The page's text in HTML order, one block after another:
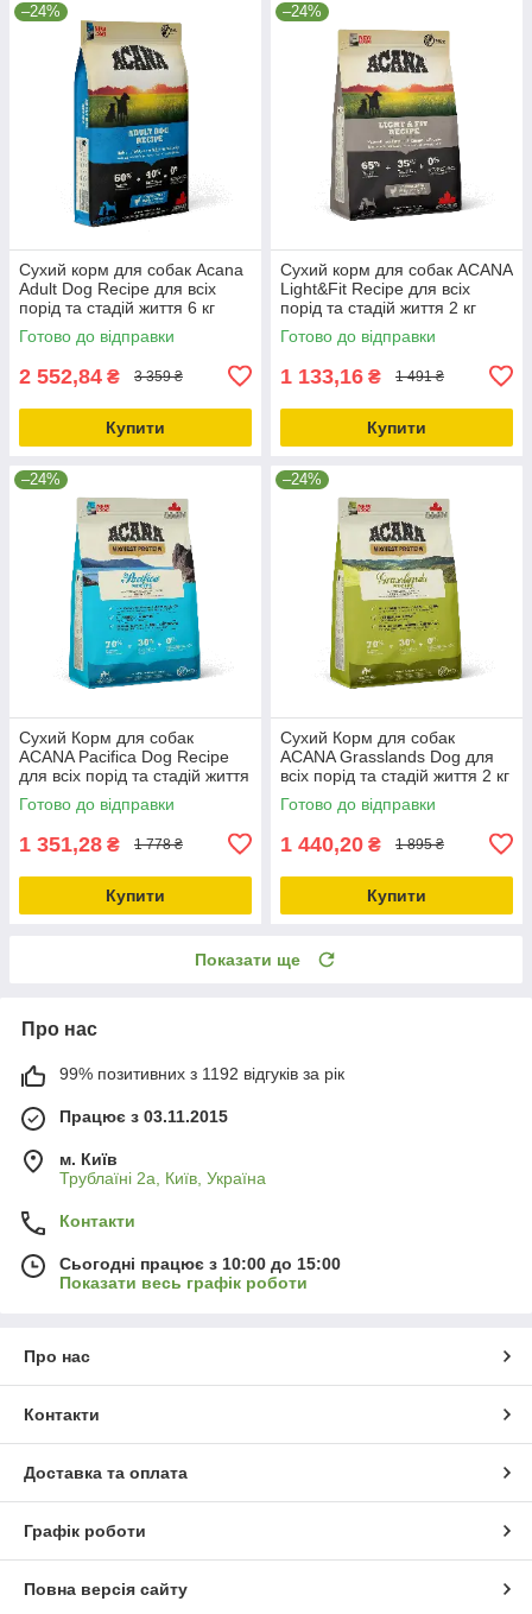
–24%
Сухий корм для собак Acana
Adult Dog Recipe для всіх
порід та стадій життя 6 кг
(a52560)
Готово до відправки
2 552,84 ₴ 3 359 ₴
Купити
–24%
Сухий корм для собак ACANA
Light&Fit Recipe для всіх
порід та стадій життя 2 кг
(a51220)
Готово до відправки
1 133,16 ₴ 1 491 ₴
Купити
–24%
Сухий Корм для собак
ACANA Pacifica Dog Recipe
для всіх порід та стадій життя
2 кг (a54120)
Готово до відправки
1 351,28 ₴ 1 778 ₴
Купити
–24%
Сухий Корм для собак
ACANA Grasslands Dog для
всіх порід та стадій життя 2 кг
(a54220)
Готово до відправки
1 440,20 ₴ 1 895 ₴
Купити
Показати ще
Про нас
99% позитивних з 1192 відгуків за рік
Працює з 03.11.2015
м. Київ
Трублаїні 2а, Київ, Україна
Контакти
Сьогодні працює з 10:00 до 15:00
Показати весь графік роботи
Про нас
Контакти
Доставка та оплата
Графік роботи
Повна версія сайту